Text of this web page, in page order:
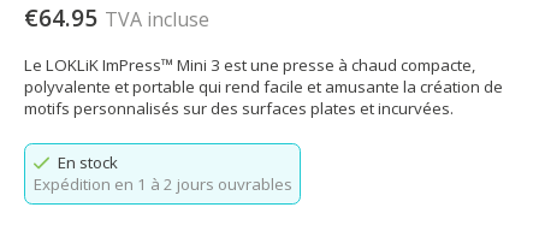
€64.95 TVA incluse
Le LOKLiK ImPress™ Mini 3 est une presse à chaud compacte,
polyvalente et portable qui rend facile et amusante la création de
motifs personnalisés sur des surfaces plates et incurvées.
En stock
Expédition en 1 à 2 jours ouvrables